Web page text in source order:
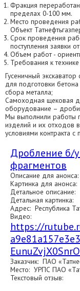
Фракция
пределах 0-100 мм.
Место проведения
Объект
Срок проведения
поступления заявки
Объем работ -
Требования к
Гусеничный
для подготовки
сбора металла;
Самоходная щековая
оборудование –
Мы выполнили работы
изделий и их отходов
условиями контракта с
Дробление б/
фрагментов
Описание для анонса:
Картинка для анонса:
Детальное описание:
Детальная картинка:
Адрес: Республика
Видео:
https://
Заказчик: ПАО
Место: УРПС ПАО
Текстовый отзыв: